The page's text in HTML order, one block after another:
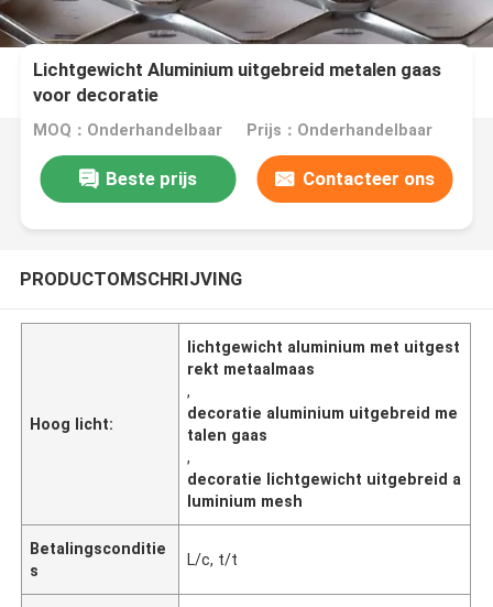
Lichtgewicht Aluminium uitgebreid metalen gaas
voor decoratie
MOQ：Onderhandelbaar Prijs：Onderhandelbaar
Beste prijs Contacteer ons
PRODUCTOMSCHRIJVING
Hoog licht:
lichtgewicht aluminium met uitgest
rekt metaalmaas
,
decoratie aluminium uitgebreid me
talen gaas
,
decoratie lichtgewicht uitgebreid a
luminium mesh
Betalingsconditie
s
L/c, t/t